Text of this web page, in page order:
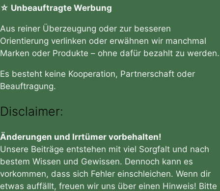
☆ Unbeauftragte Werbung
Aus reiner Überzeugung oder zur besseren
Orientierung verlinken oder erwähnen wir manchmal
Marken oder Produkte – ohne dafür bezahlt zu werden.
Es besteht keine Kooperation, Partnerschaft oder
Beauftragung.
Disclaimer:
Änderungen und Irrtümer vorbehalten!
Unsere Beiträge entstehen mit viel Sorgfalt und nach
bestem Wissen und Gewissen. Dennoch kann es
vorkommen, dass sich Fehler einschleichen. Wenn dir
etwas auffällt, freuen wir uns über einen Hinweis! Bitte